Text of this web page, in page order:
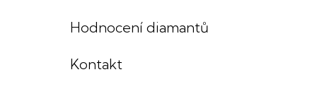
Hodnocení diamantů
Kontakt